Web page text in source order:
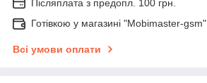
Післяплата з предопл. 100 грн.
Готівкою у магазині "Mobimaster-gsm"
Всі умови оплати